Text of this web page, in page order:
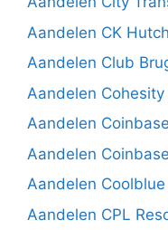
Aandelen CK
Aandelen Club
Aandelen Cohesity
Aandelen
Aandelen
Aandelen
Aandelen CPL